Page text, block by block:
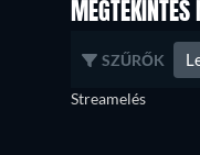
MEGTEKINTÉS
SZŰRŐK
Streamelés